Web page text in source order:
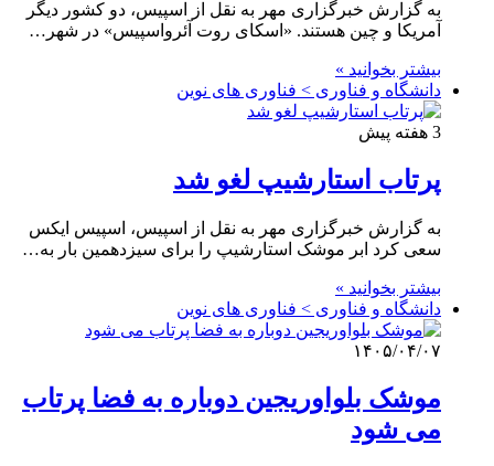
به گزارش خبرگزاری مهر به نقل از اسپیس، دو کشور دیگر
آمریکا و چین هستند. «اسکای روت آئرواسپیس» در شهر…
بیشتر بخوانید »
دانشگاه و فناوری > فناوری های نوین
3 هفته پیش
پرتاب استارشیپ لغو شد
به گزارش خبرگزاری مهر به نقل از اسپیس، اسپیس ایکس
سعی کرد ابر موشک استارشیپ را برای سیزدهمین بار به…
بیشتر بخوانید »
دانشگاه و فناوری > فناوری های نوین
۱۴۰۵/۰۴/۰۷
موشک بلواوریجین دوباره به فضا پرتاب
می شود